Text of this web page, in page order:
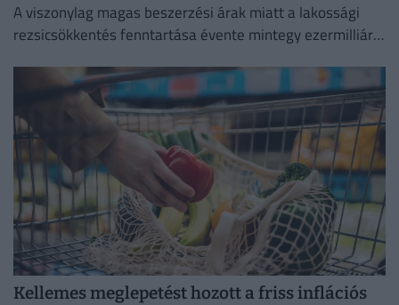
A viszonylag magas beszerzési árak miatt a lakossági
rezsicsökkentés fenntartása évente mintegy ezermilliárd
Kellemes meglepetést hozott a friss inflációs